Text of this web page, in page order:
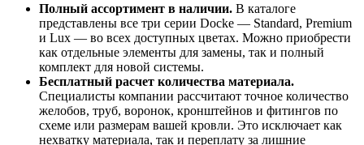
Полный ассортимент в наличии. В каталоге
представлены все три серии Docke — Standard, Premium
и Lux — во всех доступных цветах. Можно приобрести
как отдельные элементы для замены, так и полный
комплект для новой системы.
Бесплатный расчет количества материала.
Специалисты компании рассчитают точное количество
желобов, труб, воронок, кронштейнов и фитингов по
схеме или размерам вашей кровли. Это исключает как
нехватку материала, так и переплату за лишние